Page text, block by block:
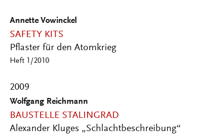
Annette Vowinckel
SAFETY KITS
Pflaster für den Atomkrieg
Heft 1/2010
2009
Wolfgang Reichmann
BAUSTELLE STALINGRAD
Alexander Kluges „Schlachtbeschreibung“